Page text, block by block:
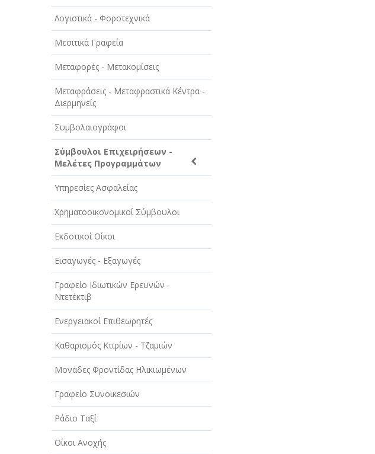
ΕΡΓΟΣΤΑΣΙΑ - ΒΙΟΜΗΧΑΝΙΕΣ
ΞΕΝΟΔΟΧΕΙΑ - ΤΟΥΡΙΣΜΟΣ
ΟΜΟΡΦΙΑ
ΠΑΡΟΧΗ ΥΠΗΡΕΣΙΩΝ
ΤΕΧΝΙΚΑ - ΚΑΤΑΣΚΕΥΑΣΤΙΚΑ
ΤΕΧΝΟΛΟΓΙΑ
ΥΓΕΙΑ - ΙΑΤΡΟΙ
ΦΑΓΗΤΟ
Λογιστικά - Φοροτεχνικά
Μεσιτικά Γραφεία
Μεταφορές - Μετακομίσεις
Μεταφράσεις - Μεταφραστικά Κέντρα -
Διερμηνείς
Συμβολαιογράφοι
Σύμβουλοι Επιχειρήσεων -
Μελέτες Προγραμμάτων
Υπηρεσίες Ασφαλείας
Χρηματοοικονομικοί Σύμβουλοι
Εκδοτικοί Οίκοι
Εισαγωγές - Εξαγωγές
Γραφείο Ιδιωτικών Ερευνών -
Ντετέκτιβ
Ενεργειακοί Επιθεωρητές
Καθαρισμός Κτιρίων - Τζαμιών
Μονάδες Φροντίδας Ηλικιωμένων
Γραφείο Συνοικεσιών
Ράδιο Ταξί
Οίκοι Ανοχής